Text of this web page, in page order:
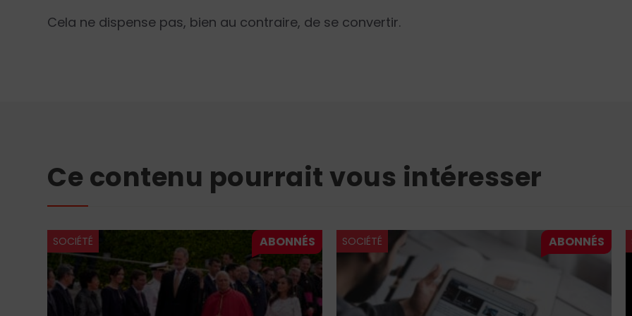
Cela ne dispense pas, bien au contraire, de se convertir.
Ce contenu pourrait vous intéresser
SOCIÉTÉ SOCIÉTÉ